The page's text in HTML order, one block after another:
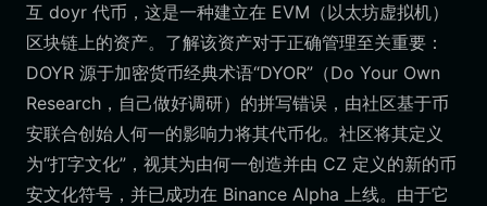
互 doyr 代币，这是一种建立在 EVM（以太坊虚拟机）
区块链上的资产。了解该资产对于正确管理至关重要：
DOYR 源于加密货币经典术语“DYOR”（Do Your Own
Research，自己做好调研）的拼写错误，由社区基于币
安联合创始人何一的影响力将其代币化。社区将其定义
为“打字文化”，视其为由何一创造并由 CZ 定义的新的币
安文化符号，并已成功在 Binance Alpha 上线。由于它